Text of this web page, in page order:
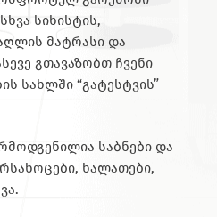
სიხისტის,
მატრასი და
გთავაზობთ ჩვენი
სახლში “გატესტვის”
საბნები და
ხალათები,